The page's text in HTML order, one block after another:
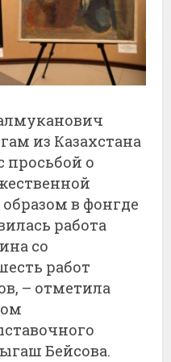
из Казахстана
просьбой о
в фонгде
работа
со
работ
– отметила
Бейсова.